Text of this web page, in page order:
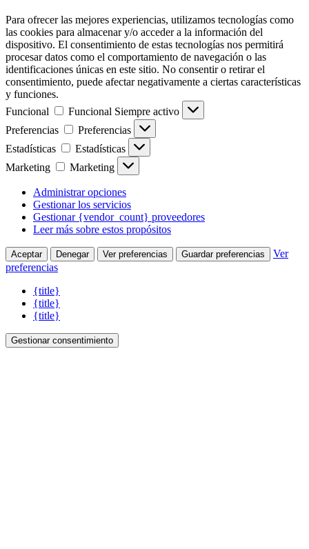
Para ofrecer las mejores experiencias, utilizamos tecnologías como
las cookies para almacenar y/o acceder a la información del
dispositivo. El consentimiento de estas tecnologías nos permitirá
procesar datos como el comportamiento de navegación o las
identificaciones únicas en este sitio. No consentir o retirar el
consentimiento, puede afectar negativamente a ciertas características
y funciones.
Funcional
Funcional Siempre activo
Preferencias
Preferencias
Estadísticas
Estadísticas
Marketing
Marketing
Administrar opciones
Gestionar los servicios
Gestionar {vendor_count} proveedores
Leer más sobre estos propósitos
Aceptar Denegar Ver preferencias Guardar preferencias
Ver
preferencias
{title}
{title}
{title}
Gestionar consentimiento